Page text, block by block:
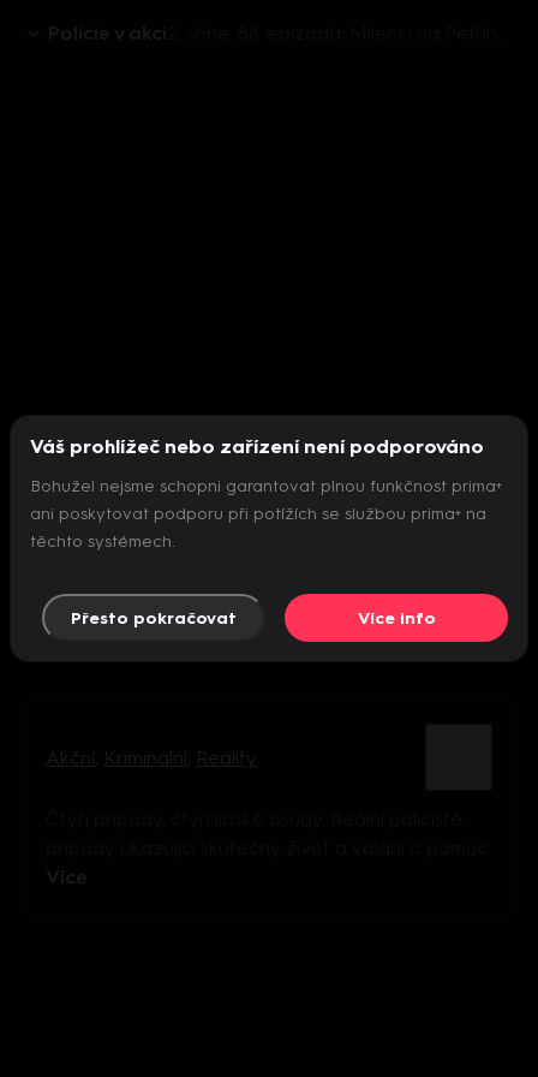
Policie v akci
Nepodařilo se inicializovat přehrávač
Akční Kriminální Reality
Více
Váš prohlížeč nebo zařízení není podporováno
Bohužel nejsme schopni garantovat plnou funkčnost prima+
ani poskytovat podporu při potížích se službou prima+ na
těchto systémech.
Přesto pokračovat Více info